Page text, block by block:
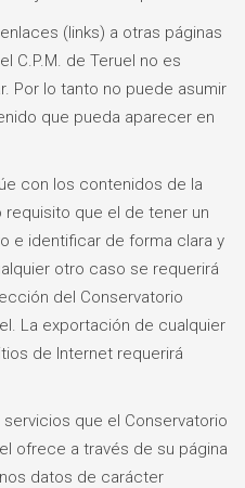
(links) a otras páginas
C.P.M. de Teruel no es
Por lo tanto no puede asumir
que pueda aparecer en
con los contenidos de la
que el de tener un
e identificar de forma clara y
otro caso se requerirá
del Conservatorio
La exportación de cualquier
de Internet requerirá
que el Conservatorio
ofrece a través de su página
datos de carácter